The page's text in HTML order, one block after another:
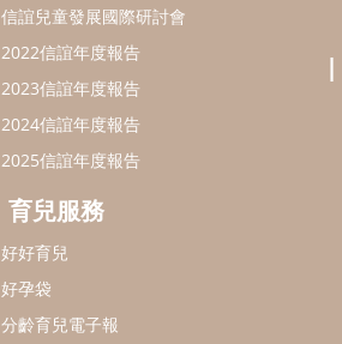
信誼兒童發展國際研討會
2022信誼年度報告
2023信誼年度報告
2024信誼年度報告
2025信誼年度報告
育兒服務
好好育兒
好孕袋
分齡育兒電子報